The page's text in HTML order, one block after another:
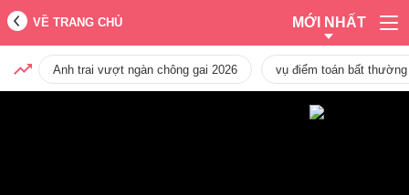
VỀ TRANG CHỦ MỚI NHẤT
Anh trai vượt ngàn chông gai 2026 vụ điểm toán bất